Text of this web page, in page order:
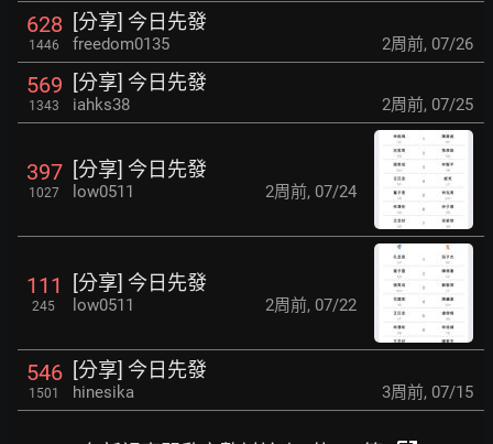
628
1446
[分享] 今日先發
freedom0135 2周前, 07/26
569
1343
[分享] 今日先發
iahks38 2周前, 07/25
397
1027
[分享] 今日先發
low0511 2周前, 07/24
111
245
[分享] 今日先發
low0511 2周前, 07/22
546
1501
[分享] 今日先發
hinesika 3周前, 07/15